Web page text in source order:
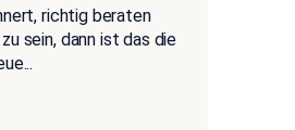
richtig beraten
sein, dann ist das die